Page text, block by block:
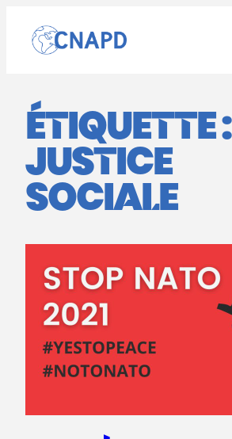
contenu
ÉTIQUETTE :
JUSTICE
SOCIALE